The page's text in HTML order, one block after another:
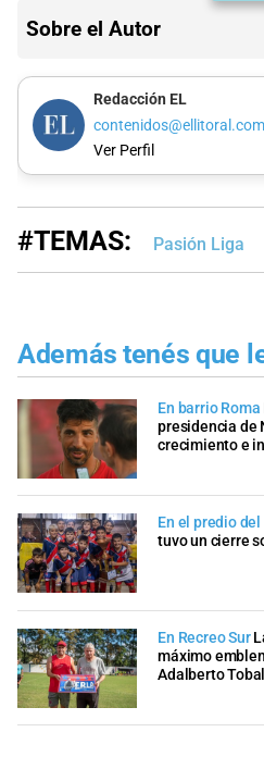
Sobre el Autor
Redacción EL
contenidos@ellitoral.com
Ver Perfil
#TEMAS: Pasión Liga
Además tenés que
En barrio Roma
presidencia de
crecimiento e
En el predio
tuvo un cierre
En Recreo Sur
máximo
Adalberto